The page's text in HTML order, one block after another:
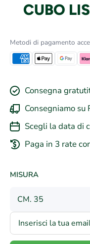
CUBO
Metodi di pagamento
Consegna
Consegniamo su
Scegli la data di
Paga in 3 rate
MISURA